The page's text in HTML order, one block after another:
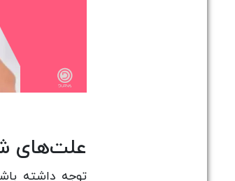
علت‌های
توجه داشته